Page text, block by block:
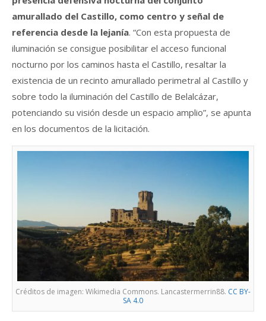
amurallado del Castillo, como centro y señal de
referencia desde la lejanía. “Con esta propuesta de
iluminación se consigue posibilitar el acceso funcional
nocturno por los caminos hasta el Castillo, resaltar la
existencia de un recinto amurallado perimetral al Castillo y
sobre todo la iluminación del Castillo de Belalcázar,
potenciando su visión desde un espacio amplio”, se apunta
en los documentos de la licitación.
Créditos de imagen: Wikimedia Commons. Lancastermerrin88. CC BY-
SA 4.0